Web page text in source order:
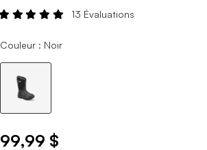
13 Évaluations
Couleur : Noir
99,99 $